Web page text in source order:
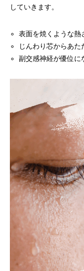
していきます。
表面を焼くような熱
じんわり芯からあた
副交感神経が優位に